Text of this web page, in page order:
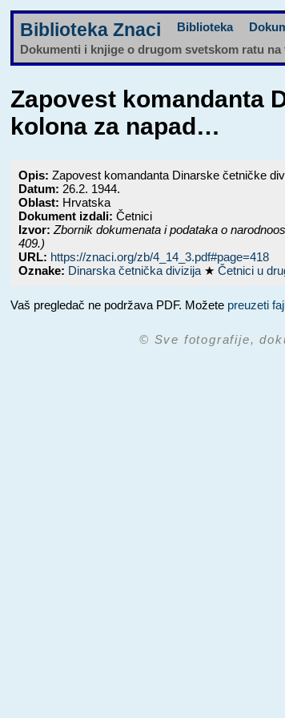
Biblioteka Znaci Biblioteka
Dokumenti i knjige o drugom svetskom ratu
Zapovest komandanta
kolona za napad…
Opis:Zapovest komandanta Dinarske četničke
Datum: 26.2. 1944.
Oblast: Hrvatska
Dokument izdali: Četnici
Izvor: Zbornik dokumenata i podataka o
409.)
URL: https://znaci.org/zb/4_14_3.pdf#page=418
Oznake: Dinarska četnička divizija ★Četnici u
Vaš pregledač ne podržava PDF. Možete preuzeti
© Sve fotografije,